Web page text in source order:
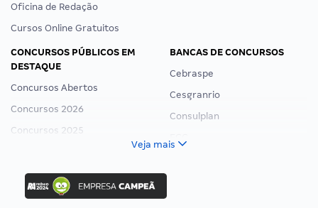
Oficina de Redação
Cursos Online Gratuitos
CONCURSOS PÚBLICOS EM
DESTAQUE
Concursos Abertos
Concursos 2026
Concursos 2025
Concurso Nacional Unificado
Concurso Ibama
Concurso MPU
BANCAS DE CONCURSOS
Cebraspe
Cesgranrio
Consulplan
Veja mais